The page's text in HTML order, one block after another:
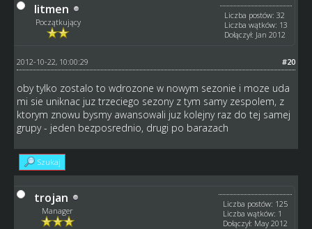
litmen
Początkujący
Liczba postów: 32
Liczba wątków: 13
Dołączył: Jan 2012
#20
2012-10-22, 10:00:29
oby tylko zostalo to wdrozone w nowym sezonie i moze uda
mi sie uniknac juz trzeciego sezony z tym samy zespolem, z
ktorym znowu bysmy awansowali juz kolejny raz do tej samej
grupy - jeden bezposrednio, drugi po barazach
Szukaj
trojan
Manager
Liczba postów: 125
Liczba wątków: 1
Dołączył: May 2012